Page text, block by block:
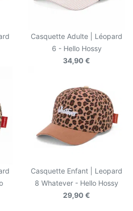
Casquette Adulte | Léopard
6 - Hello Hossy
34,90 €
Casquette Enfant | Leopard
8 Whatever - Hello Hossy
29,90 €